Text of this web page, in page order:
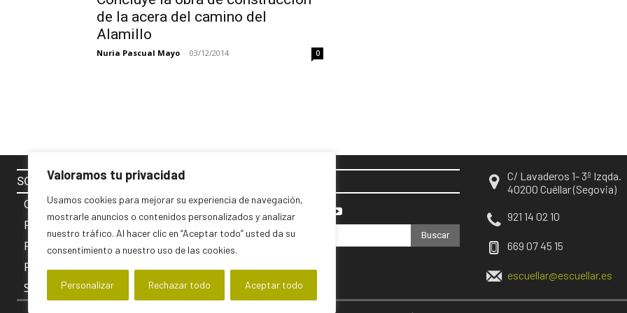
Valoramos tu privacidad
Usamos cookies para mejorar su experiencia de navegación,
mostrarle anuncios o contenidos personalizados y analizar
nuestro tráfico. Al hacer clic en “Aceptar todo” usted da su
consentimiento a nuestro uso de las cookies.
Personalizar Rechazar todo Aceptar todo
de la acera del camino del
Alamillo
Nuria Pascual Mayo - 03/12/2014 0
SOBRE NOSOTROS
Contacto
Política de cookies
Privacidad y Aviso Legal
PUBLICIDAD
Sobre nosotros
Buscar
C/ Lavaderos 1- 3º Izqda.
40200 Cuéllar (Segovia)
921 14 02 10
669 07 45 15
escuellar@escuellar.es